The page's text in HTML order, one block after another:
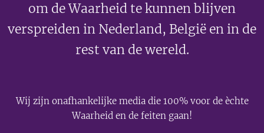
om de Waarheid te kunnen blijven
verspreiden in Nederland, België en in de
rest van de wereld.
Wij zijn onafhankelijke media die 100% voor de èchte
Waarheid en de feiten gaan!